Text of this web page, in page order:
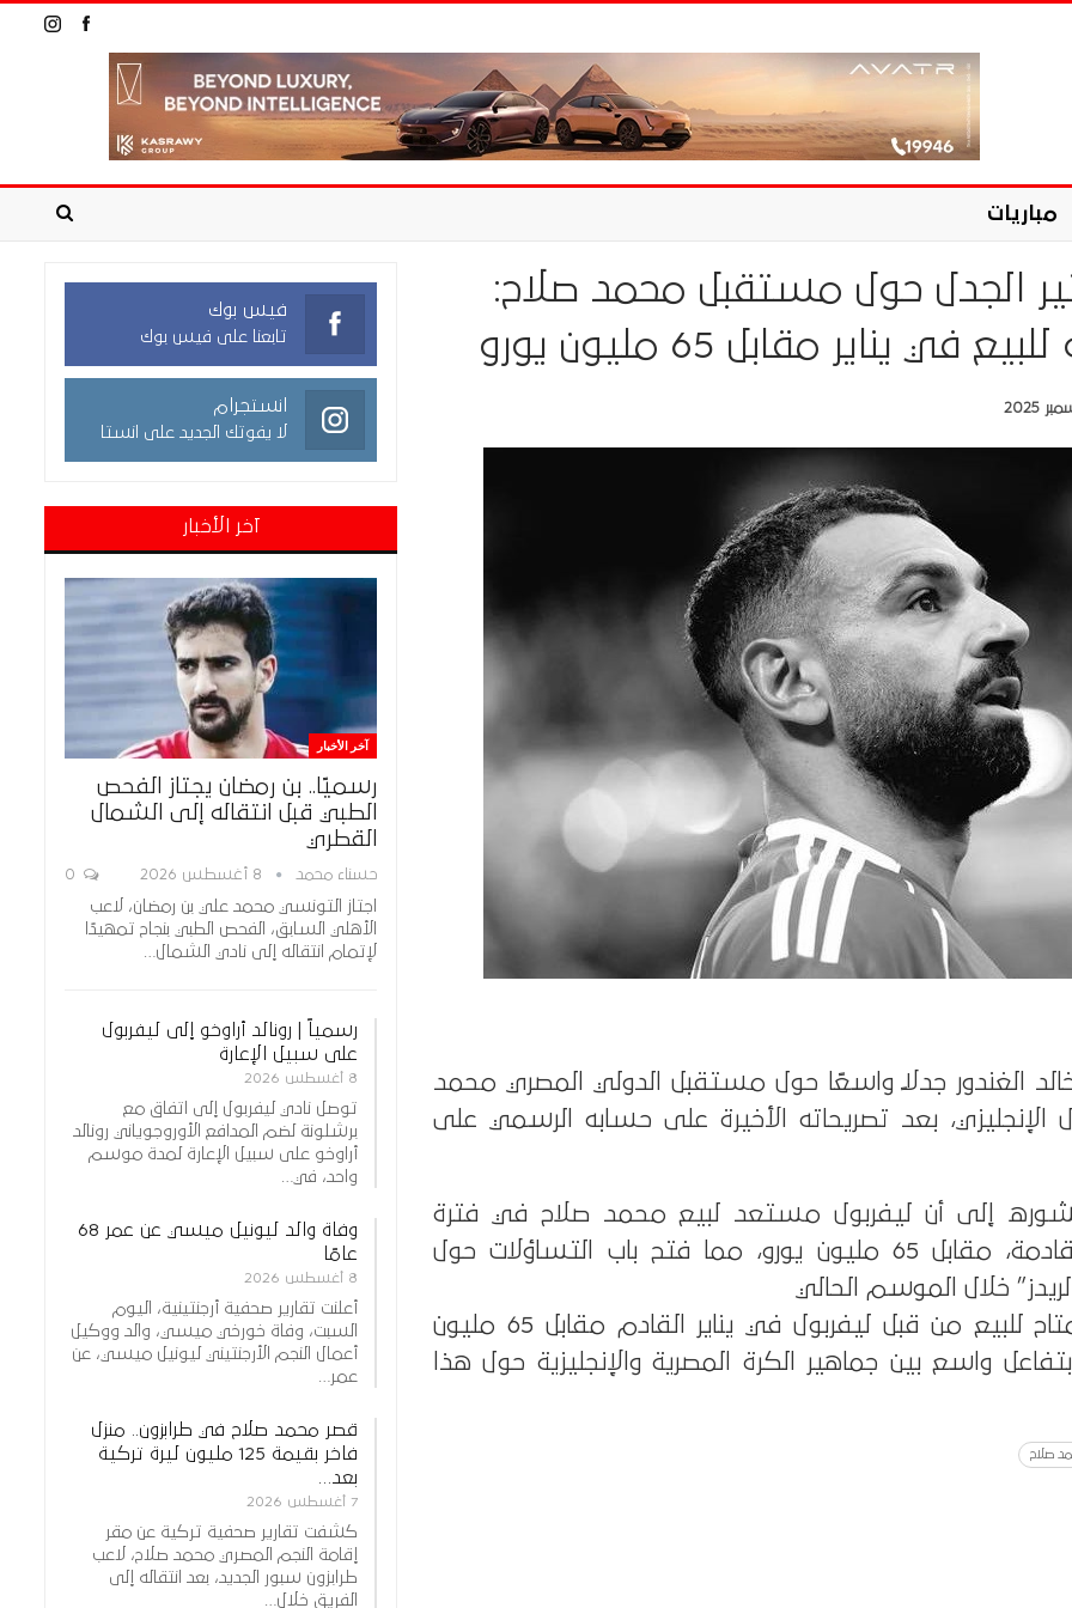
مباريات
الجدل حول مستقبل محمد صلاح:
في يناير مقابل 65 مليون يورو
خالد الغندور جدلًا واسعًا حول مستقبل الدولي المصري محمد
الإنجليزي، بعد تصريحاته الأخيرة على حسابه الرسمي على
إلى أن ليفربول مستعد لبيع محمد صلاح في فترة
الانتقالات الشتوية القادمة، مقابل 65 مليون يورو، مما فتح باب التساؤلات حول
خلال الموسم الحالي
وتابع الغندور: “صلاح متاح للبيع من قبل ليفربول في يناير القادم مقابل 65 مليون
واسع بين جماهير الكرة المصرية والإنجليزية حول هذا
صلاح
فيس بوك
تابعنا على فيس بوك
انستجرام
لا يفوتك الجديد على انستا
آخر الأخبار
آخر الأخبار
رسميًا.. بن رمضان يجتاز الفحص
الطبي قبل انتقاله إلى الشمال
القطري
حسناء محمد 8 أغسطس 2026
اجتاز التونسي محمد علي بن رمضان، لاعب
الأهلي السابق، الفحص الطبي بنجاح تمهيدًا
لإتمام انتقاله إلى نادي الشمال…
رسمياً | رونالد أراوخو إلى ليفربول
على سبيل الإعارة
8 أغسطس 2026
توصل نادي ليفربول إلى اتفاق مع
برشلونة لضم المدافع الأوروجوياني رونالد
أراوخو على سبيل الإعارة لمدة موسم
واحد، في…
وفاة والد ليونيل ميسي عن عمر 68
عامًا
8 أغسطس 2026
أعلنت تقارير صحفية أرجنتينية، اليوم
السبت، وفاة خورخي ميسي، والد ووكيل
أعمال النجم الأرجنتيني ليونيل ميسي، عن
عمر…
قصر محمد صلاح في طرابزون.. منزل
فاخر بقيمة 125 مليون ليرة تركية
بعد…
7 أغسطس 2026
كشفت تقارير صحفية تركية عن مقر
إقامة النجم المصري محمد صلاح، لاعب
طرابزون سبور الجديد، بعد انتقاله إلى
الفريق خلال…